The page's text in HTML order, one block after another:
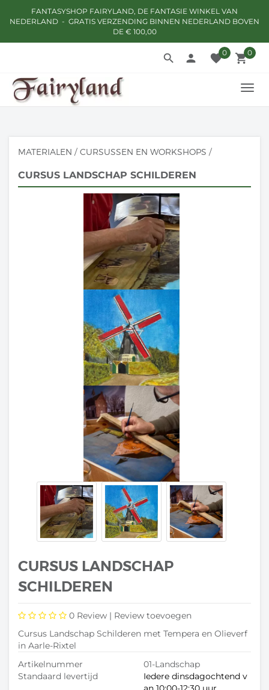
FANTASYSHOP FAIRYLAND, DE FANTASIE WINKEL VAN
NEDERLAND - GRATIS VERZENDING BINNEN NEDERLAND BOVEN
DE € 100,00
local_grocery_store0
favorite0
search person
MATERIALEN / CURSUSSEN EN WORKSHOPS /
CURSUS LANDSCHAP SCHILDEREN
CURSUS LANDSCHAP
SCHILDEREN
0 Review | Review toevoegen
Cursus Landschap Schilderen met Tempera en Olieverf
in Aarle-Rixtel
Artikelnummer
01-Landschap
Standaard levertijd
Iedere dinsdagochtend v